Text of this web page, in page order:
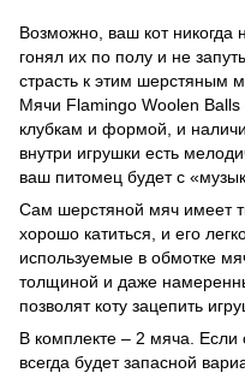
Возможно, ваш кот никогда
гонял их по полу и не
страсть к этим шерстяным
Мячи Flamingo Woolen Balls
клубкам и формой, и
внутри игрушки есть
ваш питомец будет с
Сам шерстяной мяч имеет
хорошо катиться, и его
используемые в обмотке
толщиной и даже
позволят коту зацепить
В комплекте – 2 мяча. Если
всегда будет запасной